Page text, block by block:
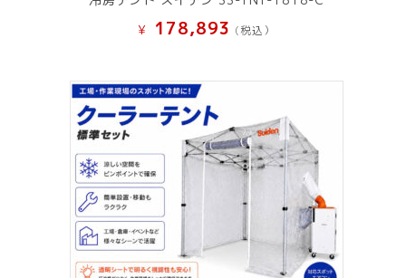
¥ 178,893 (税込）